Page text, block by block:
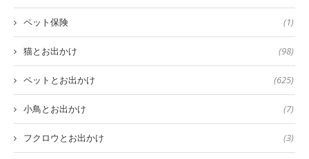
ペット保険 (1)
猫とお出かけ (98)
ペットとお出かけ (625)
小鳥とお出かけ (7)
フクロウとお出かけ (3)